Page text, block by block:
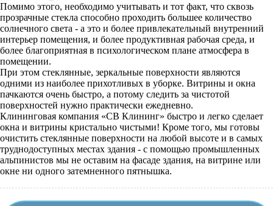
Помимо этого, необходимо учитывать и тот факт, что сквозь
прозрачные стекла способно проходить большее количество
солнечного света - а это и более привлекательный внутренний
интерьер помещения, и более продуктивная рабочая среда, и
более благоприятная в психологическом плане атмосфера в
помещении.
При этом стеклянные, зеркальные поверхности являются
одними из наиболее прихотливых в уборке. Витрины и окна
пачкаются очень быстро, а потому следить за чистотой
поверхностей нужно практически ежедневно.
Клининговая компания «СВ Клининг» быстро и легко сделает
окна и витрины кристально чистыми! Кроме того, мы готовы
очистить стеклянные поверхности на любой высоте и в самых
труднодоступных местах здания - с помощью промышленных
альпинистов мы не оставим на фасаде здания, на витрине или
окне ни одного затемненного пятнышка.